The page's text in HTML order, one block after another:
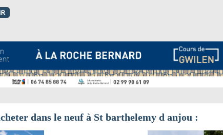
dans le neuf à St barthelemy d anjou :